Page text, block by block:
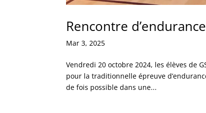
Rencontre
Mar 3, 2025
Vendredi 20 octobre 2024, les élèves de
pour la traditionnelle épreuve
de fois possible dans une...